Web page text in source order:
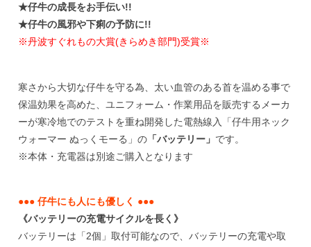
★仔牛の成長をお手伝い!!
★仔牛の風邪や下痢の予防に!!
※丹波すぐれもの大賞(きらめき部門)受賞※
寒さから大切な仔牛を守る為、太い血管のある首を温める事で
保温効果を高めた、ユニフォーム・作業用品を販売するメーカ
ーが寒冷地でのテストを重ね開発した電熱線入
「仔牛用ネック
ウォーマー ぬっくモーる」 の「バッテリー」 です。
※本体・充電器は別途ご購入となります
●●● 仔牛にも人にも優しく ●●●
《バッテリーの充電サイクルを長く》
バッテリーは「2個」取付可能なので、バッテリーの充電や取